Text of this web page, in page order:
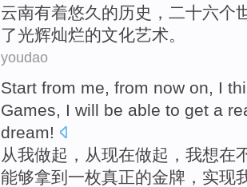
云南有着悠久 的历史 ， 二十六个
了光辉灿烂的文化艺术。
youdao
Start from me , from now on, I
Games , I will be able to get a
dream!
从我做起 ，从现在做起， 我想在
能够拿到 一枚真正的金牌 ， 实现